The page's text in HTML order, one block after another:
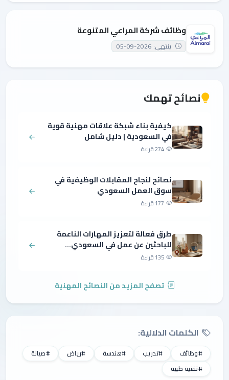
وظائف شركة المراعي المتنوعة
ينتهي: 2026-09-05
نصائح تهمك
كيفية بناء شبكة علاقات مهنية قوية
في السعودية | دليل شامل
274 قراءة
نصائح لنجاح المقابلات الوظيفية في
سوق العمل السعودي
177 قراءة
طرق فعالة لتعزيز المهارات الناعمة
للباحثين عن عمل في السعودي...
135 قراءة
تصفح المزيد من النصائح المهنية
الكلمات الدلالية:
#وظائف #تدريب #هندسة #رياض
#صيانة
#تقنية طبية